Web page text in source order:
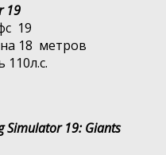
19
19
18 метров
19: Giants